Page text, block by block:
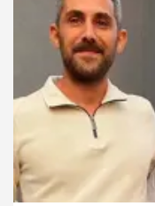
10.04.2026 Gündem